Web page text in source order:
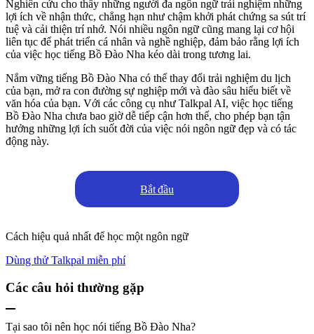
Nghiên cứu cho thấy những người đa ngôn ngữ trải nghiệm những
lợi ích về nhận thức, chẳng hạn như chậm khởi phát chứng sa sút trí
tuệ và cải thiện trí nhớ. Nói nhiều ngôn ngữ cũng mang lại cơ hội
liên tục để phát triển cá nhân và nghề nghiệp, đảm bảo rằng lợi ích
của việc học tiếng Bồ Đào Nha kéo dài trong tương lai.
Nắm vững tiếng Bồ Đào Nha có thể thay đổi trải nghiệm du lịch
của bạn, mở ra con đường sự nghiệp mới và đào sâu hiểu biết về
văn hóa của bạn. Với các công cụ như Talkpal AI, việc học tiếng
Bồ Đào Nha chưa bao giờ dễ tiếp cận hơn thế, cho phép bạn tận
hưởng những lợi ích suốt đời của việc nói ngôn ngữ đẹp và có tác
động này.
Bắt đầu
Cách hiệu quả nhất để học một ngôn ngữ
Dùng thử Talkpal miễn phí
Các câu hỏi thường gặp
Tại sao tôi nên học nói tiếng Bồ Đào Nha?